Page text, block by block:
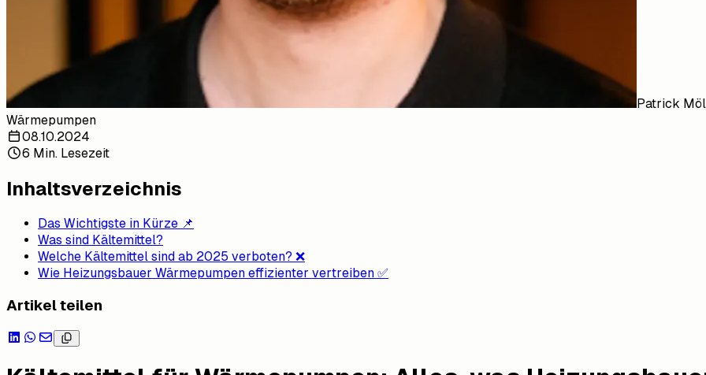
Patrick
Wärmepumpen
08.10.2024
6 Min. Lesezeit
Inhaltsverzeichnis
Das Wichtigste in Kürze 📌
Was sind Kältemittel?
Welche Kältemittel sind ab 2025 verboten? ❌
Wie Heizungsbauer Wärmepumpen effizienter vertreiben ✅
Artikel teilen